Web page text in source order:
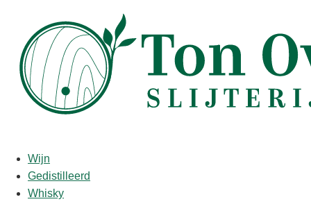
Wijn
Gedistilleerd
Whisky
Start/ shop / Wijn/ Les Pagodes de Cos 2016
56,95